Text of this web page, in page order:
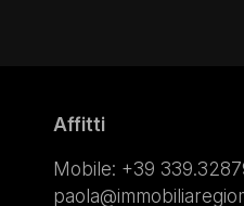
Affitti
Mobile: +39